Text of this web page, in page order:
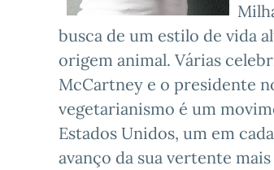
busca de um estilo de vida
origem animal. Várias
McCartney e o presidente
vegetarianismo é um
Estados Unidos, um em
avanço da sua vertente